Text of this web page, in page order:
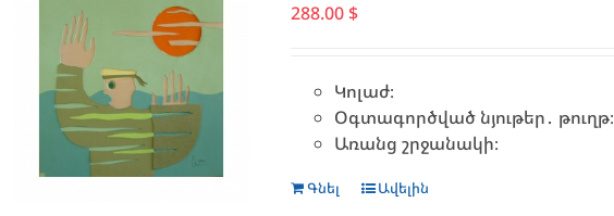
288.00 $
Կոլաժ։
Օգտագործված նյութեր․ թուղթ։
Առանց շրջանակի։
Գնել Ավելին